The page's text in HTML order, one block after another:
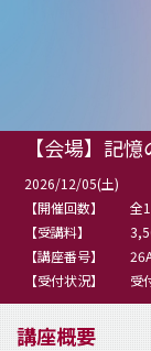
【会場】記
2026/12/05(土)
【開催回数】
全
【受講料】
【講座番号】
【受付状況】
受
講座概要